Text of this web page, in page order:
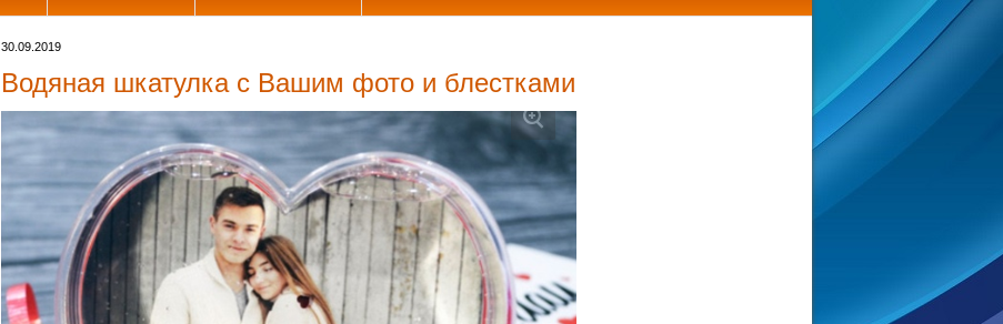
30.09.2019
Водяная шкатулка с Вашим фото и блестками